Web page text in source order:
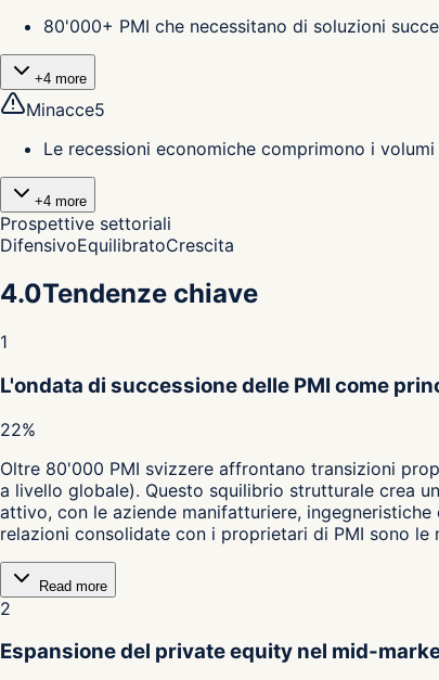
80'000+ PMI che necessitano di soluzioni
+4 more
Minacce5
Le recessioni economiche comprimono i
+4 more
Prospettive settoriali
DifensivoEquilibratoCrescita
4.0Tendenze chiave
1
L'ondata di successione delle PMI come
22%
Oltre 80'000 PMI svizzere affrontano transizioni
a livello globale). Questo squilibrio strutturale crea
attivo, con le aziende manifatturiere,
relazioni consolidate con i proprietari di PMI sono le
Read more
2
Espansione del private equity nel mid-